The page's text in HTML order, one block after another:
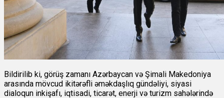
Bildirilib ki, görüş zamanı Azərbaycan və Şimali Makedoniya
arasında mövcud ikitərəfli əməkdaşlıq gündəliyi, siyasi
dialoqun inkişafı, iqtisadi, ticarət, enerji və turizm sahələrində